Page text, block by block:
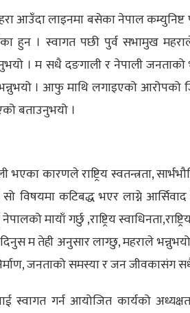
आउँदा लाइनमा बसेका नेपाल
हुन । स्वागत पछी पुर्व सभामुख
। म सधै दङगाली र नेपाली
। आफु माथि लगाइएको आरोपको
बताउनुभयो ।
कारणले राष्ट्रिय स्वतन्त्रता,
विषयमा कटिबद्ध भएर लाग्ने
मायाँ गर्छु ,राष्ट्रिय
म तेही अनुसार लाग्छु, महराले
जनताको समस्या र जन जीवकासंग
स्वागत गर्न आयोजित कार्यको